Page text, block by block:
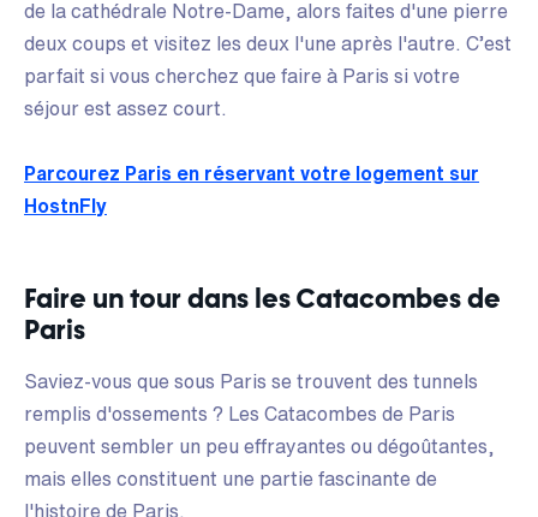
de la cathédrale Notre-Dame, alors faites d'une pierre
deux coups et visitez les deux l'une après l'autre. C’est
parfait si vous cherchez que faire à Paris si votre
séjour est assez court.
Parcourez Paris en réservant votre logement sur
HostnFly
Faire un tour dans les Catacombes de
Paris
Saviez-vous que sous Paris se trouvent des tunnels
remplis d'ossements ? Les Catacombes de Paris
peuvent sembler un peu effrayantes ou dégoûtantes,
mais elles constituent une partie fascinante de
l'histoire de Paris.